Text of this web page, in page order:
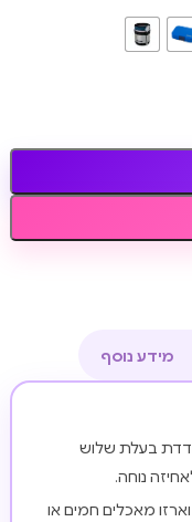
מידע נוסף
בעלת שלוש
נוחה.
מאכלים חמים או